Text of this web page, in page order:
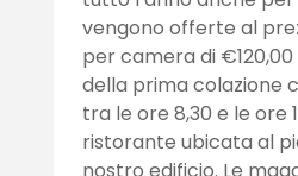
vengono offerte al
per camera di
della prima colazione
tra le ore 8,30 e le ore
ristorante ubicata al